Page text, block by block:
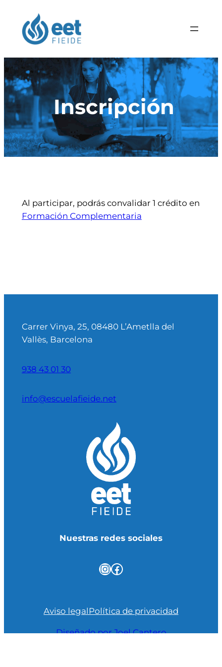
Saltar
contenido
Inscripción
Al participar, podrás convalidar 1 crédito en
Formación Complementaria
Carrer Vinya, 25, 08480 L’Ametlla del
Vallès, Barcelona
938 43 01 30
info@escuelafieide.net
Nuestras redes sociales
InstagramFacebook
Aviso legal Política de privacidad
Diseñado por Joel Cantero